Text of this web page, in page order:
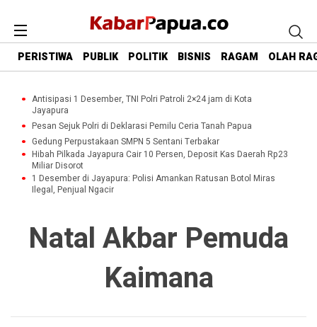
PERISTIWA PUBLIK POLITIK BISNIS RAGAM OLAH
Antisipasi 1 Desember, TNI Polri Patroli 2×24 jam di Kota
Jayapura
Pesan Sejuk Polri di Deklarasi Pemilu Ceria Tanah Papua
Gedung Perpustakaan SMPN 5 Sentani Terbakar
Hibah Pilkada Jayapura Cair 10 Persen, Deposit Kas Daerah Rp23
Miliar Disorot
1 Desember di Jayapura: Polisi Amankan Ratusan Botol Miras
Ilegal, Penjual Ngacir
Natal Akbar Pemuda
Kaimana